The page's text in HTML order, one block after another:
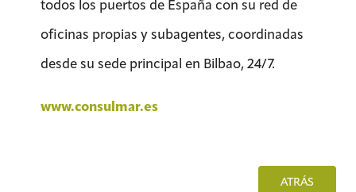
todos los puertos de España con su red de
oficinas propias y subagentes, coordinadas
desde su sede principal en Bilbao, 24/7.
www.consulmar.es
ATRÁS